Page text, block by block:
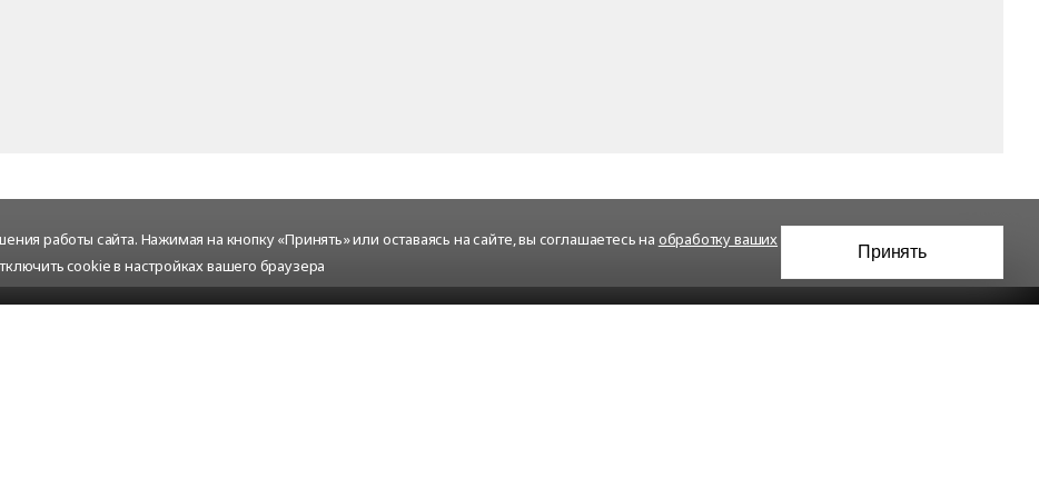
работы сайта. Нажимая на кнопку «Принять» или оставаясь на сайте, вы соглашаетесь на обработку ваших
cookie в настройках вашего браузера
Принять